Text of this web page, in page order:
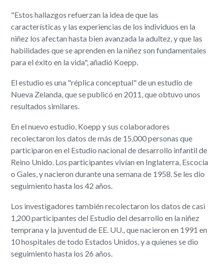
"Estos hallazgos refuerzan la idea de que las
características y las experiencias de los individuos en la
niñez los afectan hasta bien avanzada la adultez, y que las
habilidades que se aprenden en la niñez son fundamentales
para el éxito en la vida", añadió Koepp.
El estudio es una "réplica conceptual" de un estudio de
Nueva Zelanda, que se publicó en 2011, que obtuvo unos
resultados similares.
En el nuevo estudio, Koepp y sus colaboradores
recolectaron los datos de más de 15,000 personas que
participaron en el Estudio nacional de desarrollo infantil de
Reino Unido. Los participantes vivían en Inglaterra, Escocia
o Gales, y nacieron durante una semana de 1958. Se les dio
seguimiento hasta los 42 años.
Los investigadores también recolectaron los datos de casi
1,200 participantes del Estudio del desarrollo en la niñez
temprana y la juventud de EE. UU., que nacieron en 1991 en
10 hospitales de todo Estados Unidos, y a quienes se dio
seguimiento hasta los 26 años.